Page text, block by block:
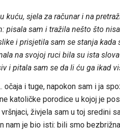
sjela za računar i na
pisala sam i tražila nešto što
i prisjetila sam se stanja
na svojoj ruci bila su ista
i pitala sam se da li ću ga ikad
očaja i tuge, napokon sam i ja
katoličke porodice u kojoj je
živjela sam u toj sredini
nam je bio isti: bili smo